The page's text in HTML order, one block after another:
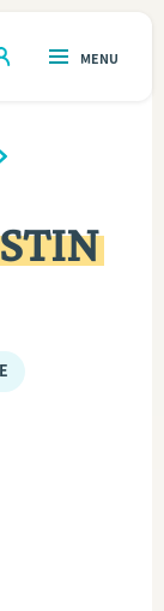
OUVERT
MENU